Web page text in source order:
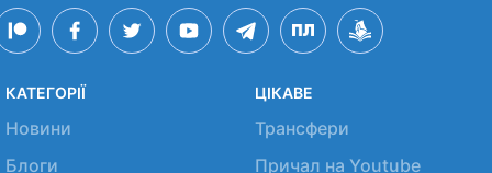
КАТЕГОРІЇ
Новини
Блоги
ЦІКАВЕ
Трансфери
Причал на Youtube